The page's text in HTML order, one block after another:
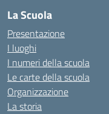
La Scuola
Presentazione
I luoghi
I numeri della scuola
Le carte della scuola
Organizzazione
La storia